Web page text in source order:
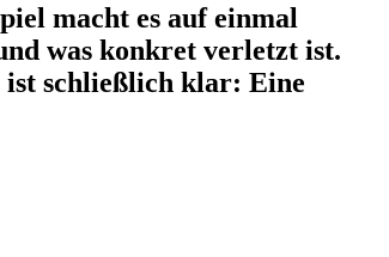
macht es auf einmal
was konkret verletzt ist.
ist schließlich klar: Eine